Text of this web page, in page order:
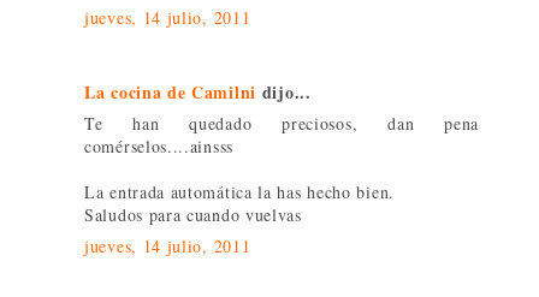
jueves, 14 julio, 2011
La cocina de Camilni dijo...
Te han quedado preciosos, dan pena
comérselos....ainsss
La entrada automática la has hecho bien.
Saludos para cuando vuelvas
jueves, 14 julio, 2011